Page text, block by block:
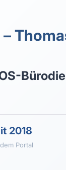
2018
Portal